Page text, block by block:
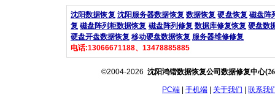
沈阳数据恢复 沈阳服务器数据恢复 数据恢复 硬盘恢复 磁盘阵
复 磁盘阵列柜数据恢复 磁盘阵列修复 数据库修复恢复 硬盘数
硬盘开盘数据恢复 移动硬盘数据恢复 服务器维修修复
电话:13066671188、13478885885
©2004-2026 沈阳鸿锴数据恢复公司数据修复中心(
PC端 手机端 关于我们 联系我